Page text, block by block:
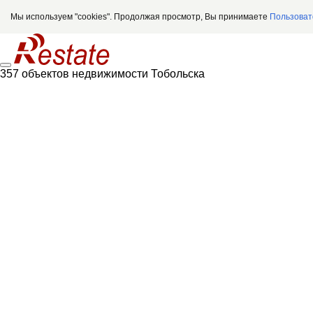
Мы используем "cookies". Продолжая просмотр, Вы принимаете
357 объектов недвижимости Тобольска